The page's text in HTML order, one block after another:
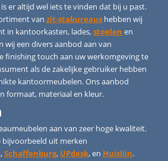
er altijd wel iets te vinden dat bij u past.
van zit-stabureaus hebben wij
in kantoorkasten, lades,stoelen en
wij een divers aanbod aan van
finishing touch aan uw werkomgeving te
als de zakelijke gebruiker hebben
kantoormeubelen. Ons aanbod
formaat, materiaal en kleur.
aan van zeer hoge kwaliteit.
bijvoorbeeld uit merken
,Schaffenburg, UPdesk, en Huislijn.